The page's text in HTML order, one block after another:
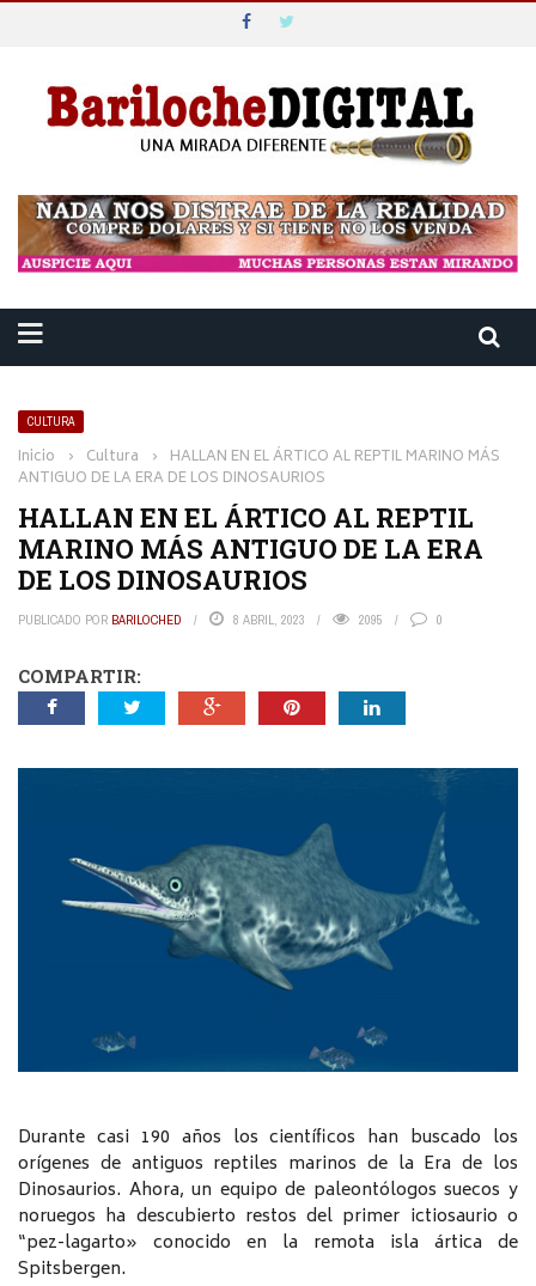
CULTURA
Inicio › Cultura › HALLAN EN EL ÁRTICO AL REPTIL MARINO MÁS
ANTIGUO DE LA ERA DE LOS DINOSAURIOS
HALLAN EN EL ÁRTICO AL REPTIL
MARINO MÁS ANTIGUO DE LA ERA
DE LOS DINOSAURIOS
PUBLICADO POR BARILOCHED 8 ABRIL, 2023 2095 0
COMPARTIR:
Durante casi 190 años los científicos han buscado los
orígenes de antiguos reptiles marinos de la Era de los
Dinosaurios. Ahora, un equipo de paleontólogos suecos y
noruegos ha descubierto restos del primer ictiosaurio o
“pez-lagarto» conocido en la remota isla ártica de
Spitsbergen.